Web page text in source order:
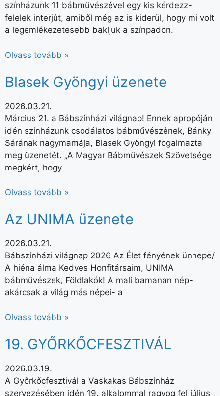
színházunk 11 bábművészével egy kis kérdezz-
felelek interjút, amiből még az is kiderül, hogy mi volt
a legemlékezetesebb bakijuk a színpadon.
Olvass tovább »
Blasek Gyöngyi üzenete
2026.03.21.
Március 21. a Bábszínházi világnap! Ennek apropóján
idén színházunk csodálatos bábművészének, Bánky
Sárának nagymamája, Blasek Gyöngyi fogalmazta
meg üzenetét. „A Magyar Bábművészek Szövetsége
megkért, hogy
Olvass tovább »
Az UNIMA üzenete
2026.03.21.
Bábszínházi világnap 2026 Az Élet fényének ünnepe/
A hiéna álma Kedves Honfitársaim, UNIMA
bábművészek, Földlakók! A mali bamanan nép-
akárcsak a világ más népei- a
Olvass tovább »
19. GYŐRKŐCFESZTIVÁL
2026.03.19.
A Győrkőcfesztivál a Vaskakas Bábszínház
szervezésében idén 19. alkalommal ragyog fel július